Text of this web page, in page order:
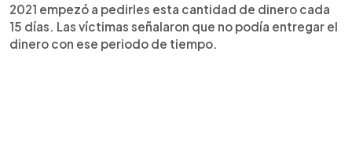
2021 empezó a pedirles esta cantidad de dinero cada
15 días. Las víctimas señalaron que no podía entregar el
dinero con ese periodo de tiempo.